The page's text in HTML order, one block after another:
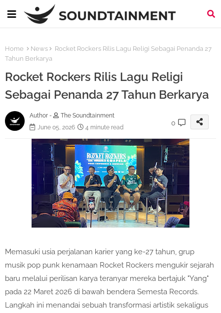
Home News
Rocket Rockers Rilis Lagu Religi Sebagai Penanda 27
Tahun Berkarya
Rocket Rockers Rilis Lagu Religi
Sebagai Penanda 27 Tahun Berkarya
Author -
The Soundtainment
June 05, 2026
4 minute read
0
Memasuki usia perjalanan karier yang ke-27 tahun, grup
musik pop punk kenamaan Rocket Rockers mengukir sejarah
baru melalui perilisan karya teranyar mereka bertajuk "Yang"
pada 22 Maret 2026 di bawah bendera Semesta Records.
Langkah ini menandai sebuah transformasi artistik sekaligus